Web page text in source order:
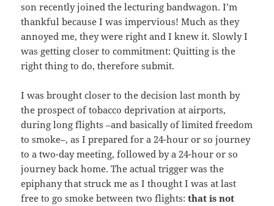
son recently joined the lecturing bandwagon. I’m
thankful because I was impervious! Much as they
annoyed me, they were right and I knew it. Slowly I
was getting closer to commitment: Quitting is the
right thing to do, therefore submit.
I was brought closer to the decision last month by
the prospect of tobacco deprivation at airports,
during long flights –and basically of limited freedom
to smoke–, as I prepared for a 24-hour or so journey
to a two-day meeting, followed by a 24-hour or so
journey back home. The actual trigger was the
epiphany that struck me as I thought I was at last
free to go smoke between two flights:that is not